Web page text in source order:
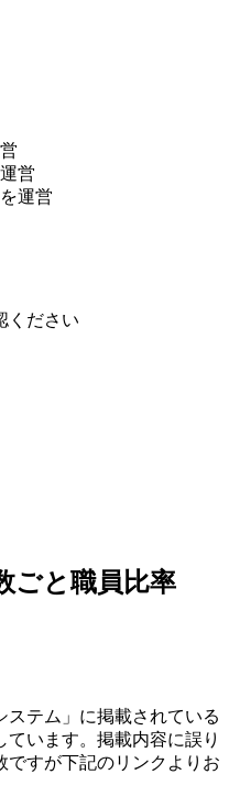
営
運営
ください
ごと職員比率
ステム」に掲載されている
います。掲載内容に誤り
ですが下記のリンクよりお